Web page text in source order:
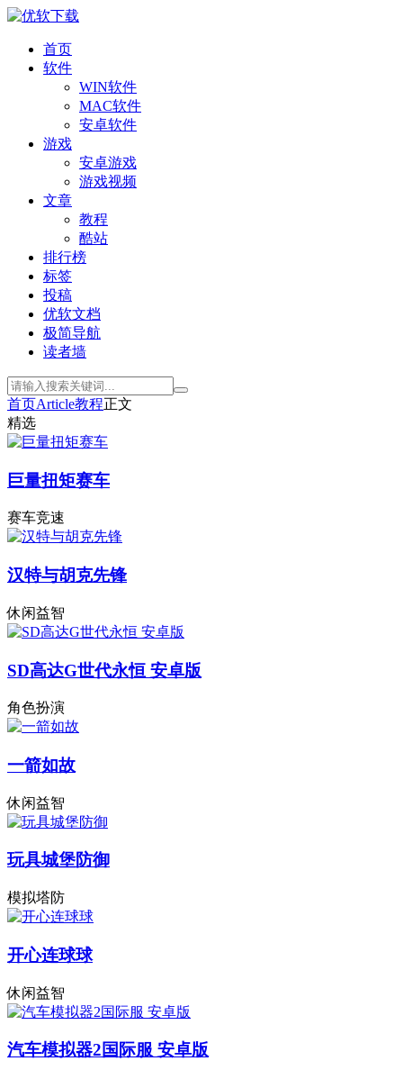
首页
软件
WIN软件
MAC软件
安卓软件
游戏
安卓游戏
游戏视频
文章
教程
酷站
排行榜
标签
投稿
优软文档
极简导航
读者墙
首页Article教程正文
精选
巨量扭矩赛车
赛车竞速
汉特与胡克先锋
休闲益智
SD高达G世代永恒 安卓版
角色扮演
一箭如故
休闲益智
玩具城堡防御
模拟塔防
开心连球球
休闲益智
汽车模拟器2国际服 安卓版